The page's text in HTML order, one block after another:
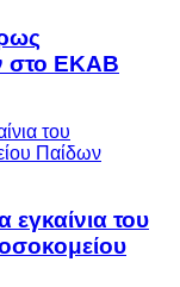
στο ΕΚΑΒ
του